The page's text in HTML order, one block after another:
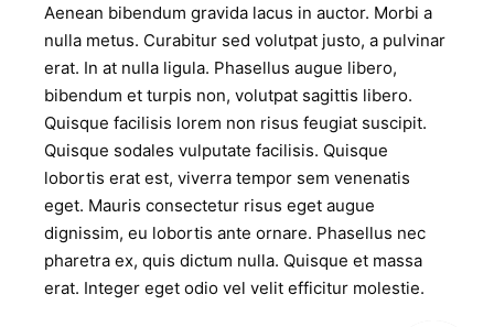
Aenean bibendum gravida lacus in auctor. Morbi a
nulla metus. Curabitur sed volutpat justo, a pulvinar
erat. In at nulla ligula. Phasellus augue libero,
bibendum et turpis non, volutpat sagittis libero.
Quisque facilisis lorem non risus feugiat suscipit.
Quisque sodales vulputate facilisis. Quisque
lobortis erat est, viverra tempor sem venenatis
eget. Mauris consectetur risus eget augue
dignissim, eu lobortis ante ornare. Phasellus nec
pharetra ex, quis dictum nulla. Quisque et massa
erat. Integer eget odio vel velit efficitur molestie.